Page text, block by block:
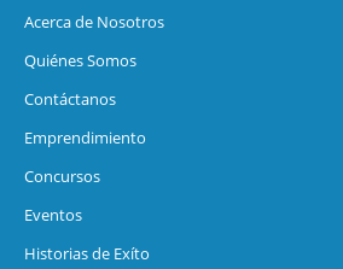
Acerca de Nosotros
Quiénes Somos
Contáctanos
Emprendimiento
Concursos
Eventos
Historias de Exíto